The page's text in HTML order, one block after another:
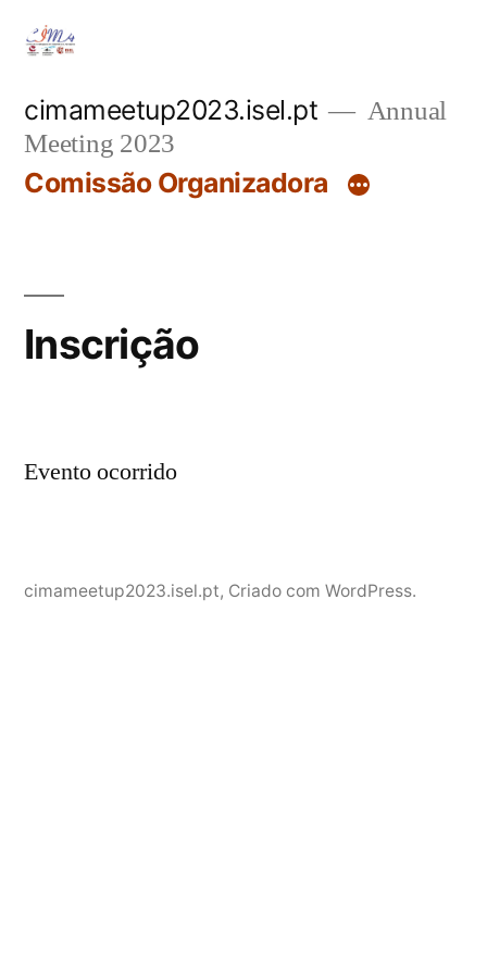
Saltar
para
conteúdo
cimameetup2023.isel.pt
Annual
Meeting 2023
Comissão Organizadora
Inscrição
Evento ocorrido
cimameetup2023.isel.pt, Criado com WordPress.